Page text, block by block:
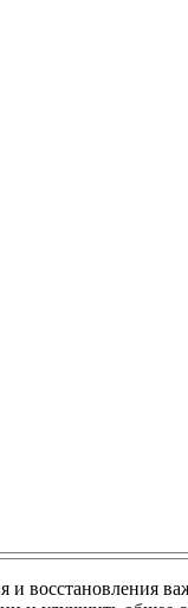
восстановления